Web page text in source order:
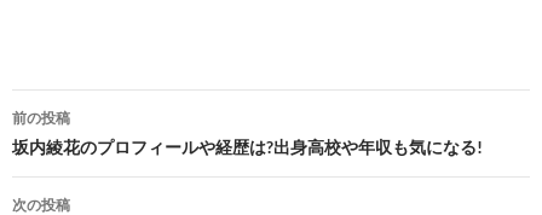
投
稿
ナ
前の投稿
坂内綾花のプロフィールや経歴は?出身高校や年収も気になる!
次の投稿